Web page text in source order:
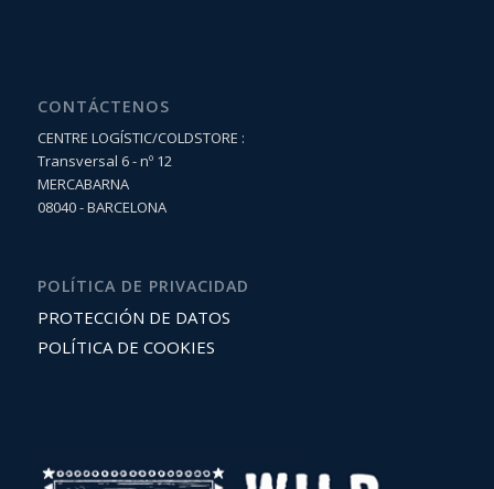
CONTÁCTENOS
CENTRE LOGÍSTIC/COLDSTORE :
Transversal 6 - nº 12
MERCABARNA
08040 - BARCELONA
POLÍTICA DE PRIVACIDAD
PROTECCIÓN DE DATOS
POLÍTICA DE COOKIES